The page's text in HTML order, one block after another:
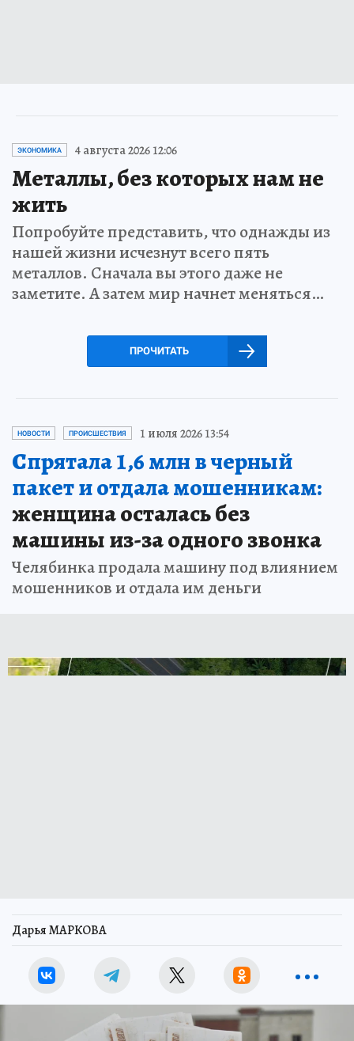
ЭКОНОМИКА 4 августа 2026 12:06
Металлы, без которых нам не
жить
Попробуйте представить, что однажды из
нашей жизни исчезнут всего пять
металлов. Сначала вы этого даже не
заметите. А затем мир начнет меняться…
ПРОЧИТАТЬ
НОВОСТИ ПРОИСШЕСТВИЯ 1 июля 2026 13:54
Спрятала 1,6 млн в черный
пакет и отдала мошенникам:
женщина осталась без
машины из-за одного звонка
Челябинка продала машину под влиянием
мошенников и отдала им деньги
Дарья МАРКОВА